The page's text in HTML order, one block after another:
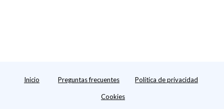
Inicio Preguntas frecuentes Política de privacidad
Cookies